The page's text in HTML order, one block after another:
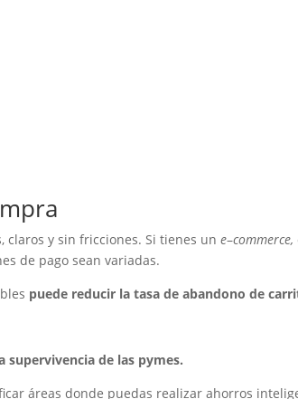
claros y sin fricciones. Si tienes une–commerce,
de pago sean variadas.
puede reducir la tasa de abandono de
supervivencia de las pymes.
áreas donde puedas realizar ahorros